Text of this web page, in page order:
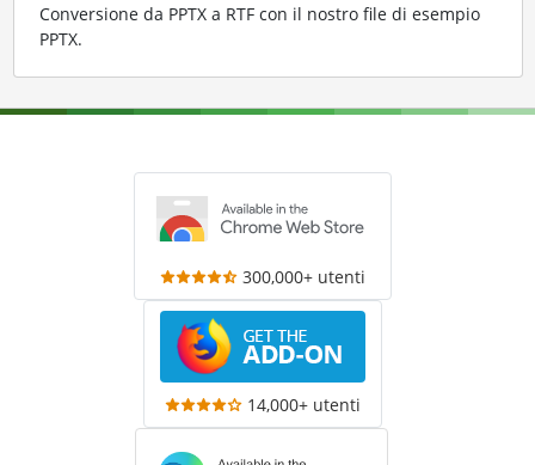
Conversione da PPTX a RTF con il nostro file di esempio
PPTX.
300,000+ utenti
14,000+ utenti